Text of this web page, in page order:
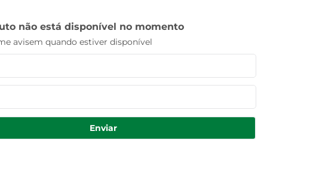
não está disponível no momento
avisem quando estiver disponível
Enviar